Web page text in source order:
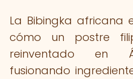
La Bibingka africana
cómo un postre
reinventado en
fusionando